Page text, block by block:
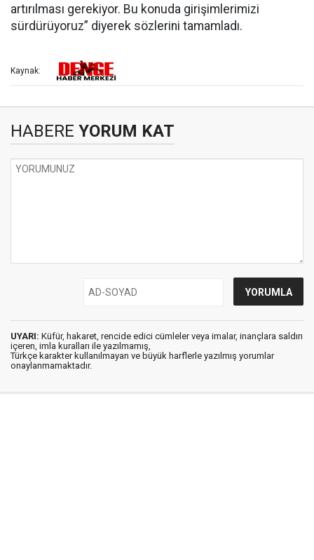
artırılması gerekiyor. Bu konuda girişimlerimizi
sürdürüyoruz” diyerek sözlerini tamamladı.
Kaynak:
HABERE YORUM KAT
UYARI: Küfür, hakaret, rencide edici cümleler veya imalar, inançlara saldırı
içeren, imla kuralları ile yazılmamış,
Türkçe karakter kullanılmayan ve büyük harflerle yazılmış yorumlar
onaylanmamaktadır.